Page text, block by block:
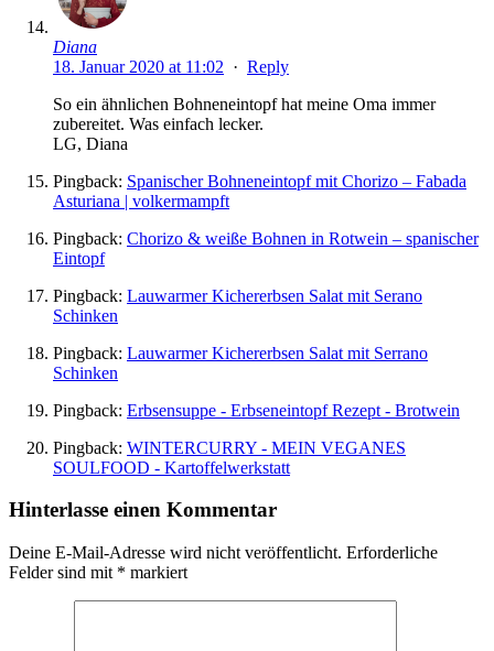
Diana
18. Januar 2020 at 11:02 · Reply
So ein ähnlichen Bohneneintopf hat meine Oma immer
zubereitet. Was einfach lecker.
LG, Diana
Pingback: Spanischer Bohneneintopf mit Chorizo – Fabada
Asturiana | volkermampft
Pingback: Chorizo & weiße Bohnen in Rotwein – spanischer
Eintopf
Pingback: Lauwarmer Kichererbsen Salat mit Serano
Schinken
Pingback: Lauwarmer Kichererbsen Salat mit Serrano
Schinken
Pingback: Erbsensuppe - Erbseneintopf Rezept - Brotwein
Pingback: WINTERCURRY - MEIN VEGANES
SOULFOOD - Kartoffelwerkstatt
Hinterlasse einen Kommentar
Deine E-Mail-Adresse wird nicht veröffentlicht. Erforderliche
Felder sind mit * markiert